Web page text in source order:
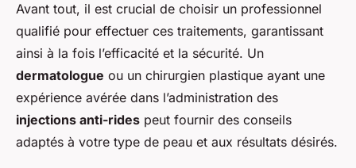
Avant tout, il est crucial de choisir un professionnel
qualifié pour effectuer ces traitements, garantissant
ainsi à la fois l’efficacité et la sécurité. Un
dermatologue ou un chirurgien plastique ayant une
expérience avérée dans l’administration des
injections anti-rides peut fournir des conseils
adaptés à votre type de peau et aux résultats désirés.